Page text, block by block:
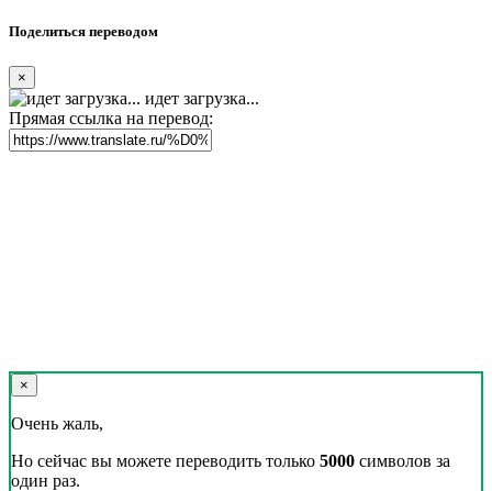
Поделиться переводом
×
идет загрузка...
Прямая ссылка на перевод:
×
Очень жаль,
Но сейчас вы можете переводить только 5000 символов за
один раз.